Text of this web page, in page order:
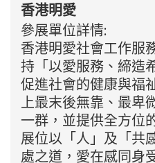
香港明愛
參展單位詳情:
香港明愛社會工作服
持「以愛服務、締造
促進社會的健康與福
上最末後無靠、最卑
一群，並提供全方位
展位以「人」及「共
處之道，愛在感同身